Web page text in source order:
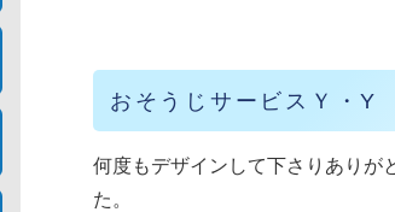
おそうじサービスＹ・Y
何度もデザインして下さりありが
た。